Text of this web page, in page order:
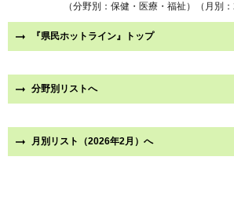
（分野別：保健・医療・福祉）（月別
『県民ホットライン』トップ
分野別リストへ
月別リスト（2026年2月）へ